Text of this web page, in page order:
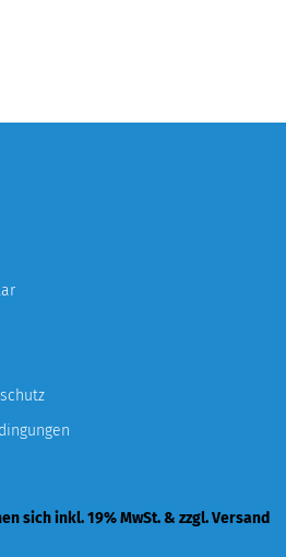
sich inkl. 19% MwSt. & zzgl. Versand